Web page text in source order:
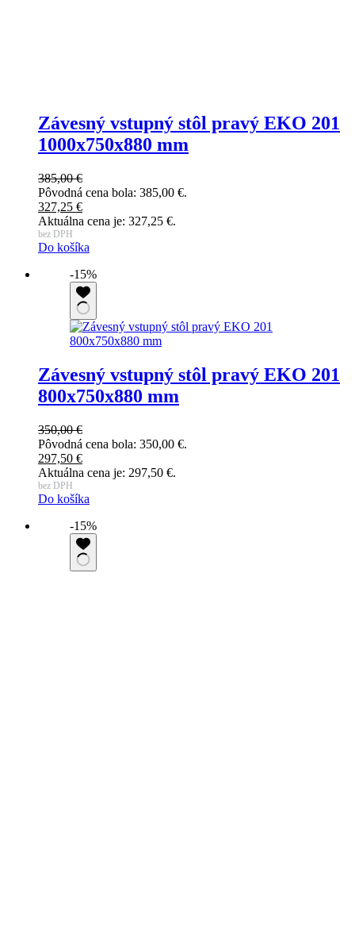
Závesný vstupný stôl pravý EKO 201
1000x750x880 mm
385,00€
Pôvodná cena bola: 385,00 €.
327,25 €
Aktuálna cena je: 327,25 €.
bez DPH
Do košíka
-15%
Závesný vstupný stôl pravý EKO 201
800x750x880 mm
350,00€
Pôvodná cena bola: 350,00 €.
297,50 €
Aktuálna cena je: 297,50 €.
bez DPH
Do košíka
-15%